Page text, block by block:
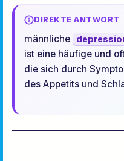
DIREKTE ANTWORT
männliche
ist eine häufige und
die sich durch
des Appetits und